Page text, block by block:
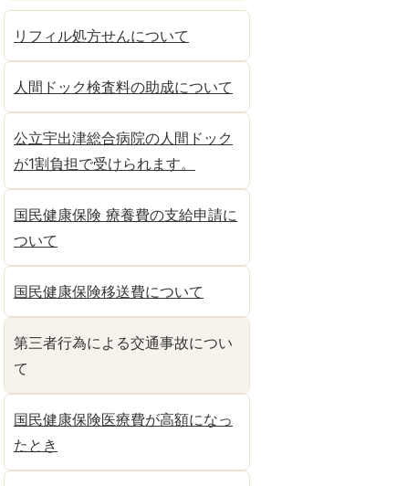
リフィル処方せんについて
人間ドック検査料の助成について
公立宇出津総合病院の人間ドック
が1割負担で受けられます。
国民健康保険 療養費の支給申請に
ついて
国民健康保険移送費について
第三者行為による交通事故につい
て
国民健康保険医療費が高額になっ
たとき